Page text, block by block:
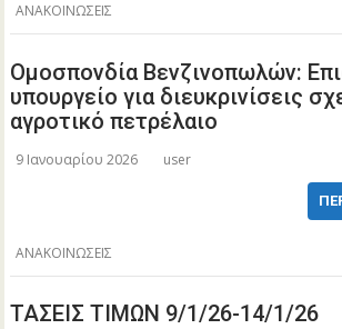
ΑΝΑΚΟΙΝΩΣΕΙΣ
Ομοσπονδία Βενζινοπωλών:
υπουργείο για διευκρινίσεις
αγροτικό πετρέλαιο
9 Ιανουαρίου 2026 user
ΑΝΑΚΟΙΝΩΣΕΙΣ
ΤΑΣΕΙΣ ΤΙΜΩΝ 9/1/26-14/1/26